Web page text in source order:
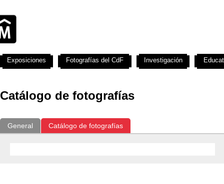
Catálogo de fotografías
General Catálogo de fotografías
Exposiciones Fotografías del CdF Investigación